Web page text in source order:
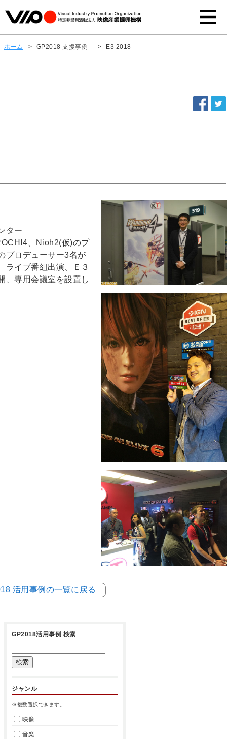
ホーム > GP2018 支援事例 > E3 2018
ター
、Nioh2(仮)のプ
プロデューサー3名が
ライブ番組出演、Ｅ３
、専用会議室を設置し
活用事例の一覧に戻る
GP2018活用事例 検索
ジャンル
※複数選択できます。
映像
音楽